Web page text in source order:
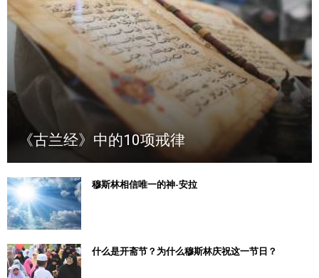
《古兰经》中的10项戒律
穆斯林相信唯一的神-安拉
什么是开斋节？为什么穆斯林庆祝这一节日？